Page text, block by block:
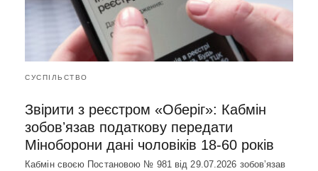
СУСПІЛЬСТВО
Звірити з реєстром «Оберіг»: Кабмін
зобовʼязав податкову передати
Міноборони дані чоловіків 18-60 років
Кабмін своєю Постановою № 981 від 29.07.2026 зобовʼязав